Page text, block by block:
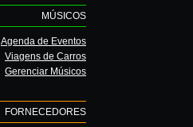
MÚSICOS
Agenda de Eventos
Viagens de Carros
Gerenciar Músicos
FORNECEDORES